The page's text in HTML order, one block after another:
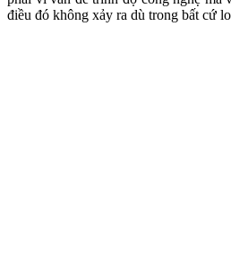
điều đó không xảy ra dù trong bất cứ